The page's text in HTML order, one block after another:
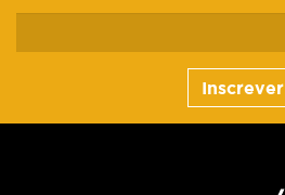
Inscrever